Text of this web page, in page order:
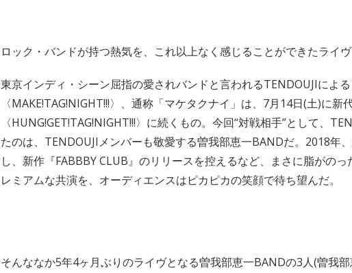
ロック・バンドが持つ熱気を、これ以上なく感じることができたライヴ
東京インディ・シーン屈指の愛されバンドと言われるTENDOUJIによ
〈MAKE!TAG!NIGHT!!!〉、通称「マケタクナイ」は、7月14日(土)に新
〈HUNG!GET!TAG!NIGHT!!!〉に続くもの。今回“対戦相手”として、
たのは、TENDOUJIメンバーも敬愛する曽我部恵一BANDだ。2018年
し、新作『FABBBY CLUB』のリリースを控えるなど、まさに脂がの
レミアムな共演を、オーディエンスはピカピカの笑顔で待ち望んだ。
そんななか5年4ヶ月ぶりのライヴとなる曽我部恵一BANDの3人(曽我